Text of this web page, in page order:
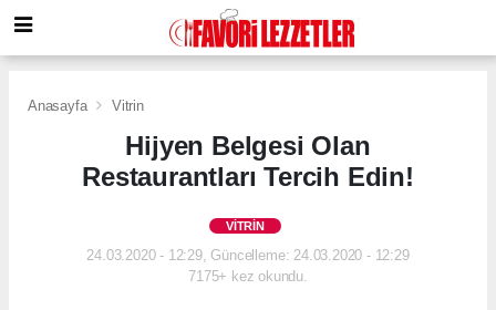
Anasayfa Vitrin
Hijyen Belgesi Olan
Restaurantları Tercih Edin!
VITRIN
24.03.2020 - 12:29, Güncelleme: 24.03.2020 - 12:29
7175+ kez okundu.